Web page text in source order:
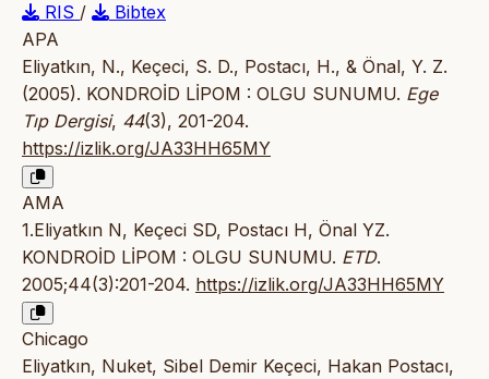
RIS /
Bibtex
APA
Eliyatkın, N., Keçeci, S. D., Postacı, H., & Önal, Y. Z.
(2005). KONDROİD LİPOM : OLGU SUNUMU. Ege
Tıp Dergisi, 44(3), 201-204.
https://izlik.org/JA33HH65MY
AMA
1.Eliyatkın N, Keçeci SD, Postacı H, Önal YZ.
KONDROİD LİPOM : OLGU SUNUMU. ETD.
2005;44(3):201-204. https://izlik.org/JA33HH65MY
Chicago
Eliyatkın, Nuket, Sibel Demir Keçeci, Hakan Postacı,